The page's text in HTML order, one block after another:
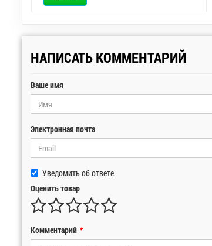
НАПИСАТЬ КОММЕНТАРИЙ
Ваше имя
Электронная почта
Уведомить об ответе
Оценить товар
Комментарий *